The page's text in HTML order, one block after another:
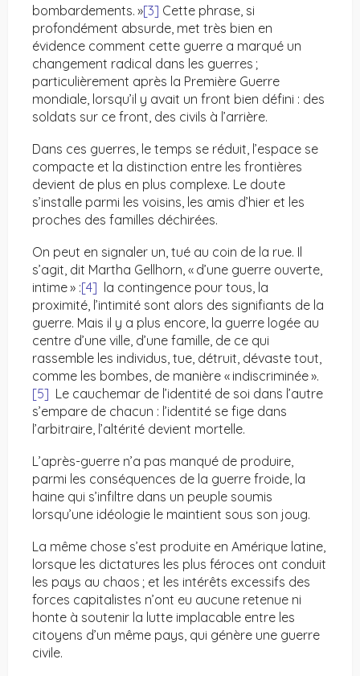
bombardements. »[3] Cette phrase, si
profondément absurde, met très bien en
évidence comment cette guerre a marqué un
changement radical dans les guerres ;
particulièrement après la Première Guerre
mondiale, lorsqu’il y avait un front bien défini : des
soldats sur ce front, des civils à l’arrière.
Dans ces guerres, le temps se réduit, l’espace se
compacte et la distinction entre les frontières
devient de plus en plus complexe. Le doute
s’installe parmi les voisins, les amis d’hier et les
proches des familles déchirées.
On peut en signaler un, tué au coin de la rue. Il
s’agit, dit Martha Gellhorn, « d’une guerre ouverte,
intime » :[4] la contingence pour tous, la
proximité, l’intimité sont alors des signifiants de la
guerre. Mais il y a plus encore, la guerre logée au
centre d’une ville, d’une famille, de ce qui
rassemble les individus, tue, détruit, dévaste tout,
comme les bombes, de manière « indiscriminée ».
[5] Le cauchemar de l’identité de soi dans l’autre
s’empare de chacun : l’identité se fige dans
l’arbitraire, l’altérité devient mortelle.
L’après-guerre n’a pas manqué de produire,
parmi les conséquences de la guerre froide, la
haine qui s’infiltre dans un peuple soumis
lorsqu’une idéologie le maintient sous son joug.
La même chose s’est produite en Amérique latine,
lorsque les dictatures les plus féroces ont conduit
les pays au chaos ; et les intérêts excessifs des
forces capitalistes n’ont eu aucune retenue ni
honte à soutenir la lutte implacable entre les
citoyens d’un même pays, qui génère une guerre
civile.